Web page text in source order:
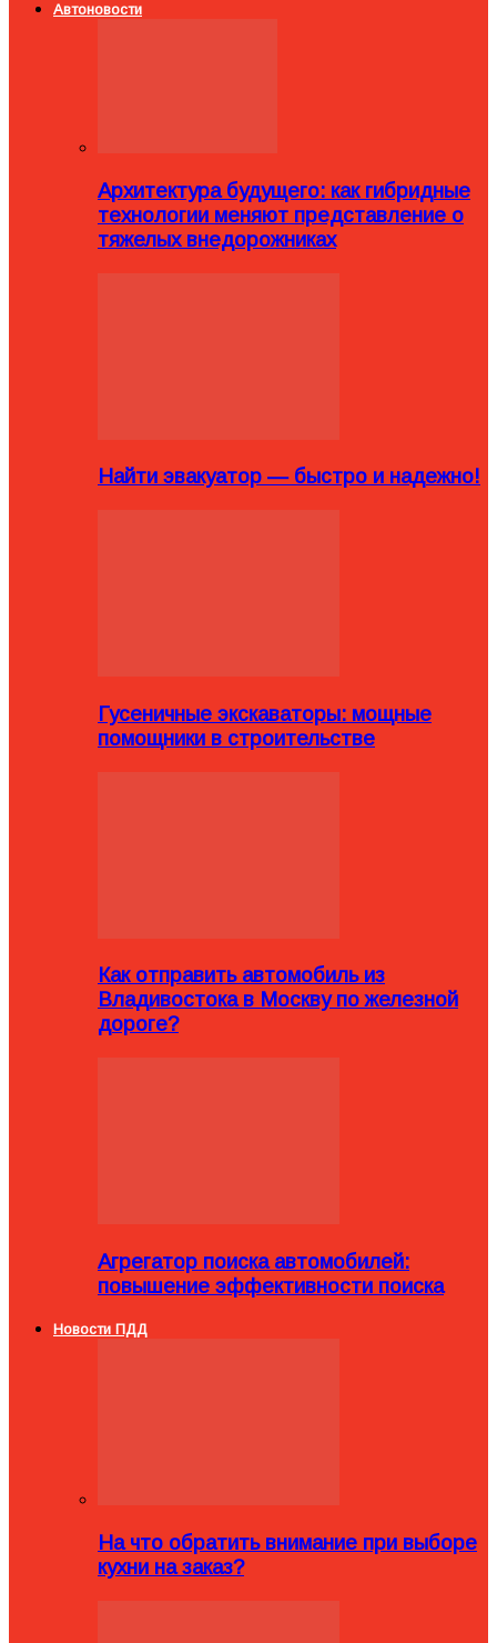
Автоновости
Архитектура будущего: как гибридные
технологии меняют представление о
тяжелых внедорожниках
Найти эвакуатор — быстро и надежно!
Гусеничные экскаваторы: мощные
помощники в строительстве
Как отправить автомобиль из
Владивостока в Москву по железной
дороге?
Агрегатор поиска автомобилей:
повышение эффективности поиска
Новости ПДД
На что обратить внимание при выборе
кухни на заказ?